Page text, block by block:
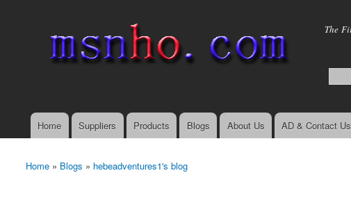
The
Main menu
Home Suppliers Products Blogs About Us AD & Contact Us
You are here
Home » Blogs » hebeadventures1's blog